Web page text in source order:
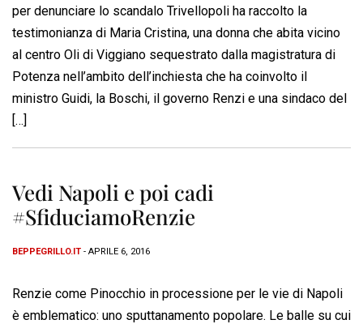
per denunciare lo scandalo Trivellopoli ha raccolto la
testimonianza di Maria Cristina, una donna che abita vicino
al centro Oli di Viggiano sequestrato dalla magistratura di
Potenza nell’ambito dell’inchiesta che ha coinvolto il
ministro Guidi, la Boschi, il governo Renzi e una sindaco del
[…]
Vedi Napoli e poi cadi
#SfiduciamoRenzie
BEPPEGRILLO.IT - APRILE 6, 2016
Renzie come Pinocchio in processione per le vie di Napoli
è emblematico: uno sputtanamento popolare. Le balle su cui